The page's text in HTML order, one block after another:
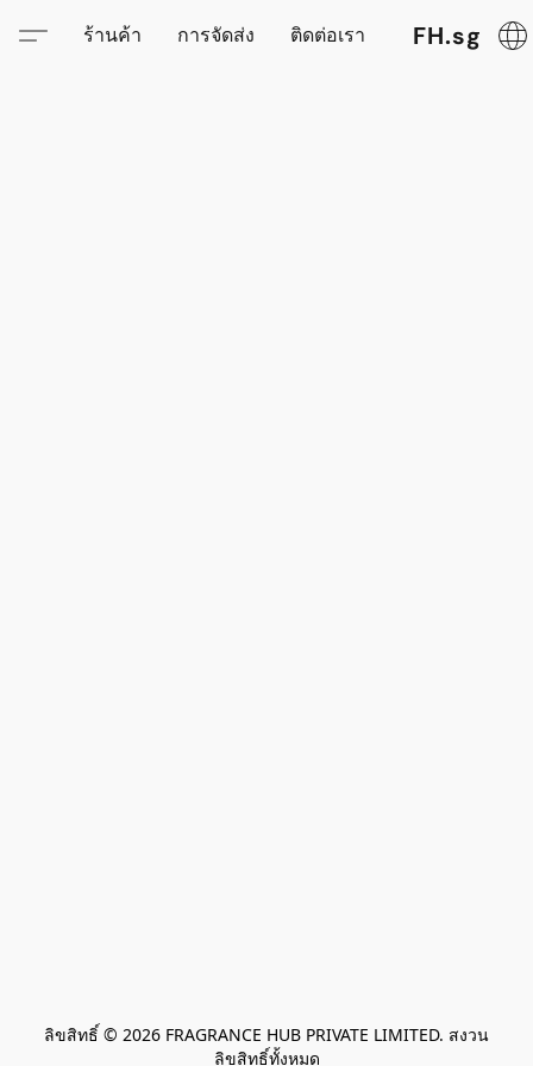
FH.sg
ร้านค้า การจัดส่ง ติดต่อเรา
ลิขสิทธิ์ © 2026 FRAGRANCE HUB PRIVATE LIMITED. สงวน
ลิขสิทธิ์ทั้งหมด